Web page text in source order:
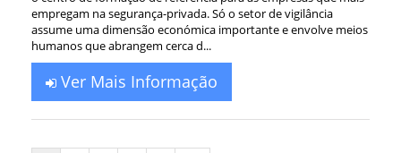
empregam na segurança-privada. Só o setor de vigilância
assume uma dimensão económica importante e envolve meios
humanos que abrangem cerca d...
Ver Mais Informação